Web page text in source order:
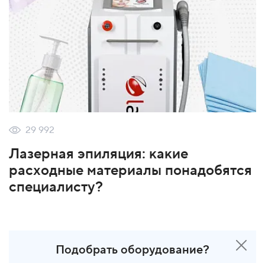
29 992
Лазерная эпиляция: какие
расходные материалы понадобятся
специалисту?
Подобрать оборудование?